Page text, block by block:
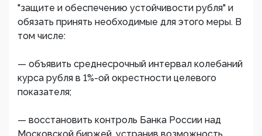
"защите и обеспечению устойчивости рубля" и
обязать принять необходимые для этого меры. В
том числе:
— объявить среднесрочный интервал колебаний
курса рубля в 1%-ой окрестности целевого
показателя;
— восстановить контроль Банка России над